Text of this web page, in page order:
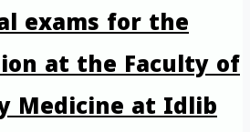
exams for the
at the Faculty of
Medicine at Idlib